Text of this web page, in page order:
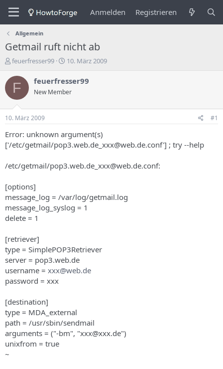
Anmelden Registrieren
Allgemein
Getmail ruft nicht ab
E
s
e
e
r
d
e
T
e
m
s
feuerfresser99
E
s
e
n
g
s
a
m
10. März 2009
F feuerfresser99
New Member
10. März 2009 #1
Error: unknown argument(s)
['/etc/getmail/pop3.web.de_xxx@web.de.conf'] ; try --help
/etc/getmail/pop3.web.de_xxx@web.de.conf:
[options]
message_log = /var/log/getmail.log
message_log_syslog = 1
delete = 1
[retriever]
type = SimplePOP3Retriever
server = pop3.web.de
username = xxx@web.de
password = xxx
[destination]
type = MDA_external
path = /usr/sbin/sendmail
arguments = ("-bm", "xxx@xxx.de")
unixfrom = true
~